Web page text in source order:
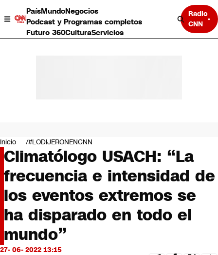
PaísMundoNegocios
Podcast y Programas completos
Futuro 360CulturaServicios
Radio
CNN
Negocios
Deportes
Programas completos
Cultura
Servicios
Bits
CNN tiempo
Futuro 360
Opinión
Inicio #LODIJERONENCNN
Climatólogo USACH: “La
frecuencia e intensidad de
los eventos extremos se
ha disparado en todo el
mundo”
27- 06- 2022 13:15